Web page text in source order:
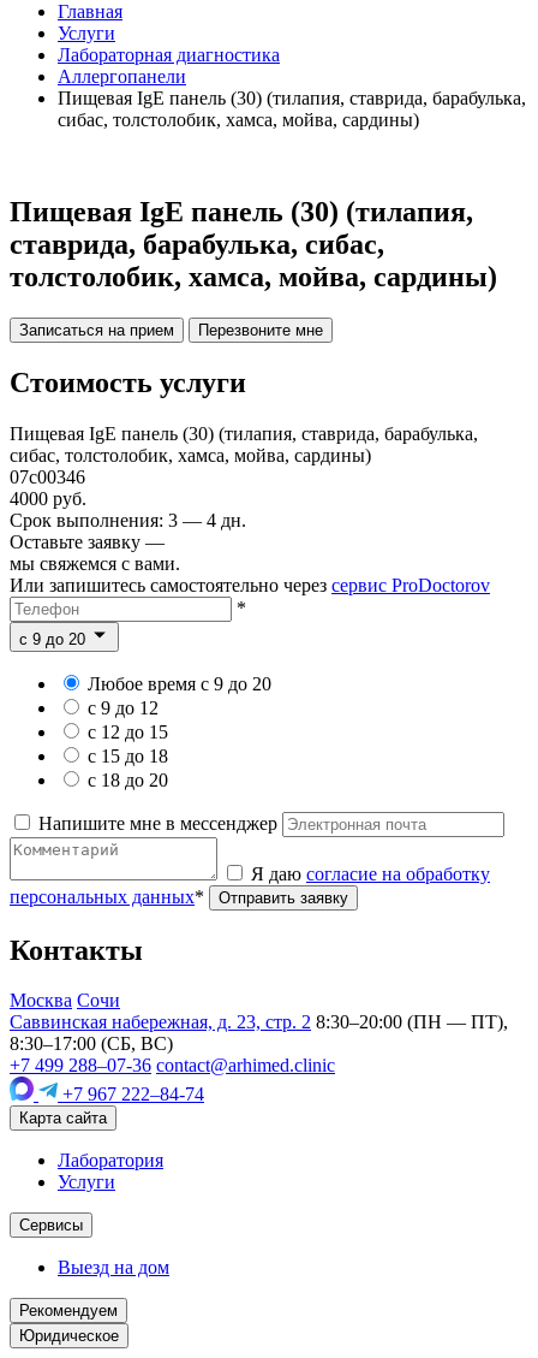
Главная
Услуги
Лабораторная диагностика
Аллергопанели
Пищевая IgE панель (30) (тилапия, ставрида, барабулька,
сибас, толстолобик, хамса, мойва, сардины)
Пищевая IgE панель (30) (тилапия,
ставрида, барабулька, сибас,
толстолобик, хамса, мойва, сардины)
Записаться на прием Перезвоните мне
Стоимость услуги
Пищевая IgE панель (30) (тилапия, ставрида, барабулька,
сибас, толстолобик, хамса, мойва, сардины)
07c00346
4000 руб.
Срок выполнения: 3 — 4 дн.
Оставьте заявку —
мы свяжемся с вами.
Или запишитесь самостоятельно через сервис ProDoctorov
*
c 9 до 20
Любое время с 9 до 20
с 9 до 12
с 12 до 15
с 15 до 18
с 18 до 20
Напишите мне в мессенджер
Я даю согласие на обработку
персональных данных* Отправить заявку
Контакты
Москва Сочи
Саввинская набережная, д. 23, стр. 2 8:30–20:00 (ПН — ПТ),
8:30–17:00 (СБ, ВС)
+7 499 288–07-36 contact@arhimed.clinic
+7 967 222–84-74
Карта сайта
Лаборатория
Услуги
Сервисы
Выезд на дом
Рекомендуем
Юридическое